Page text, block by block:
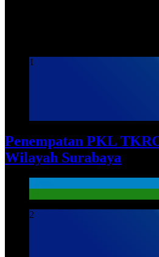
1
Penempatan PKL
Wilayah Surabaya
2